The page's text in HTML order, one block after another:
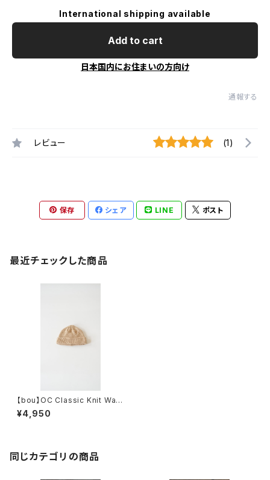
International shipping available
Add to cart
日本国内にお住まいの方向け
通報する
レビュー (1)
保存 シェア LINE ポスト
最近チェックした商品
【bou】OC Classic Knit Watc
h
¥4,950
同じカテゴリの商品